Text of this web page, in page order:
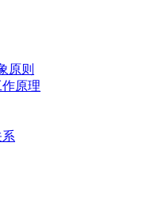
原则
原理